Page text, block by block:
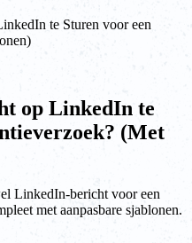
te Sturen voor een
op LinkedIn te
(Met
LinkedIn-bericht voor een
met aanpasbare sjablonen.